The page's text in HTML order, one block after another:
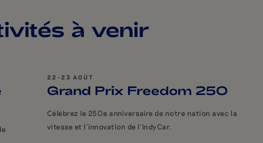
à venir
22-23 AOÛT
Grand Prix Freedom 250
Célébrez le 250e anniversaire de notre nation avec la
vitesse et l'innovation de l'IndyCar.